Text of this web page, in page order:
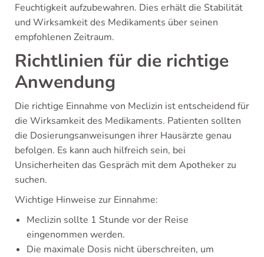
Feuchtigkeit aufzubewahren. Dies erhält die Stabilität
und Wirksamkeit des Medikaments über seinen
empfohlenen Zeitraum.
Richtlinien für die richtige
Anwendung
Die richtige Einnahme von Meclizin ist entscheidend für
die Wirksamkeit des Medikaments. Patienten sollten
die Dosierungsanweisungen ihrer Hausärzte genau
befolgen. Es kann auch hilfreich sein, bei
Unsicherheiten das Gespräch mit dem Apotheker zu
suchen.
Wichtige Hinweise zur Einnahme:
Meclizin sollte 1 Stunde vor der Reise
eingenommen werden.
Die maximale Dosis nicht überschreiten, um